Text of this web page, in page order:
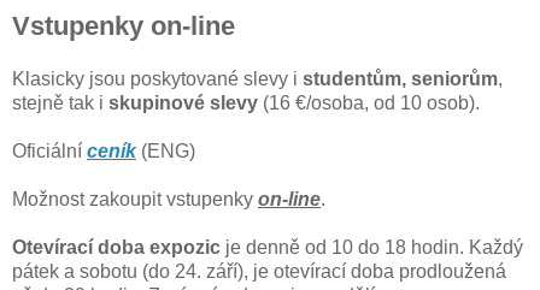
Vstupenky on-line
Klasicky jsou poskytované slevy i studentům, seniorům,
stejně tak i skupinové slevy (16 €/osoba, od 10 osob).
Oficiální ceník(ENG)
Možnost zakoupit vstupenky on-line.
Otevírací doba expozic je denně od 10 do 18 hodin. Každý
pátek a sobotu (do 24. září), je otevírací doba prodloužená